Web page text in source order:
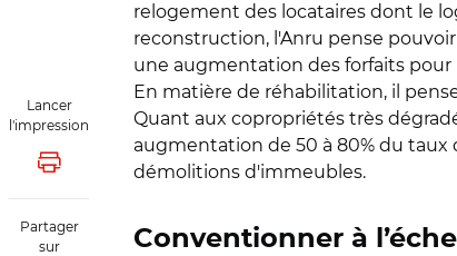
Lancer
l'impression
Lancer l'impression
Partager
sur
relogement des locataires dont le
reconstruction, l'Anru pense
une augmentation des forfaits pour
En matière de réhabilitation, il
Quant aux copropriétés très
augmentation de 50 à 80% du
démolitions d'immeubles.
Conventionner à